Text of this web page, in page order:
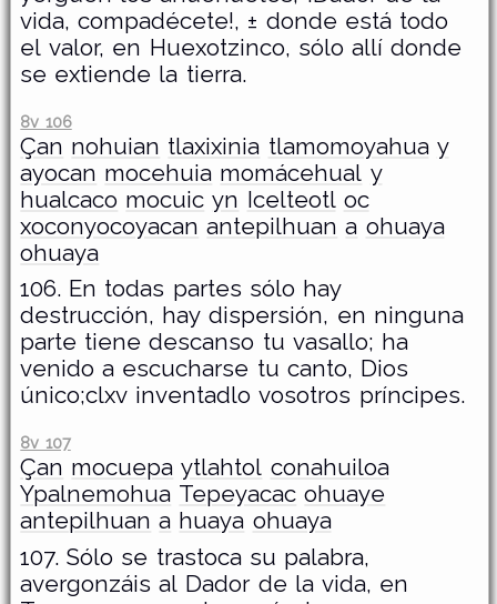
vida, compadécete!, ± donde está todo
el valor, en Huexotzinco, sólo allí donde
se extiende la tierra.
8v 106
Çan nohuian tlaxixinia tlamomoyahua y
ayocan mocehuia momácehual y
hualcaco mocuic yn Icelteotl oc
xoconyocoyacan antepilhuan a ohuaya
ohuaya
106. En todas partes sólo hay
destrucción, hay dispersión, en ninguna
parte tiene descanso tu vasallo; ha
venido a escucharse tu canto, Dios
único;clxv inventadlo vosotros príncipes.
8v 107
Çan mocuepa ytlahtol conahuiloa
Ypalnemohua Tepeyacac ohuaye
antepilhuan a huaya ohuaya
107. Sólo se trastoca su palabra,
avergonzáis al Dador de la vida, en